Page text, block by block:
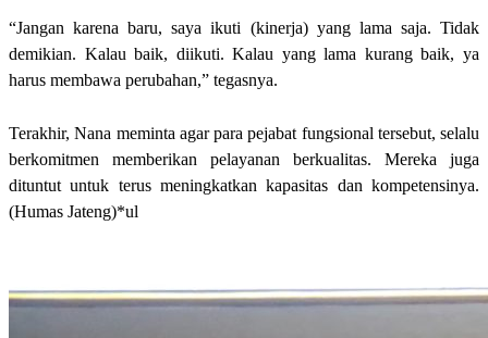
“Jangan karena baru, saya ikuti (kinerja) yang lama saja. Tidak
demikian. Kalau baik, diikuti. Kalau yang lama kurang baik, ya
harus membawa perubahan,” tegasnya.
Terakhir, Nana meminta agar para pejabat fungsional tersebut, selalu
berkomitmen memberikan pelayanan berkualitas. Mereka juga
dituntut untuk terus meningkatkan kapasitas dan kompetensinya.
(Humas Jateng)*ul